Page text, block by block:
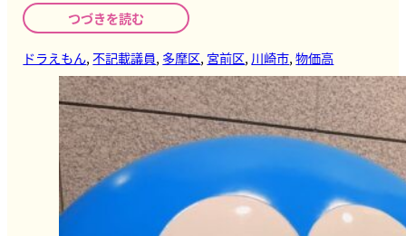
つづきを読む
ドラえもん,不記載議員, 多摩区, 宮前区, 川崎市,物価高